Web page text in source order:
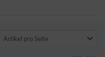
Artikel pro Seite